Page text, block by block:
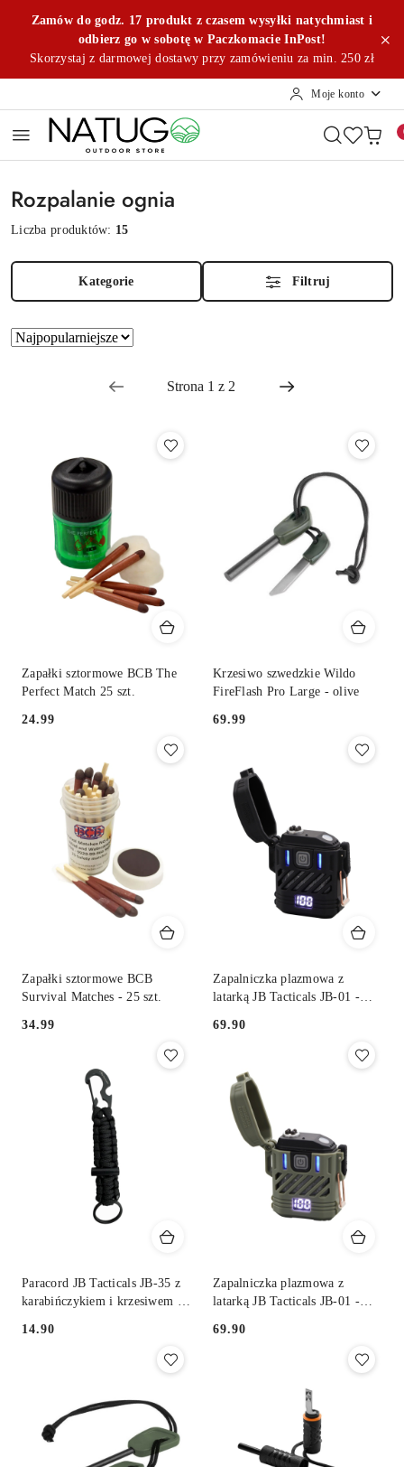
Przejdź do treści głównej
Przejdź do wyszukiwarki
Przejdź do moje konto
Przejdź do menu głównego
Przejdź do stopki
Zamów do godz. 17 produkt z czasem wysyłki natychmiast i
odbierz go w sobotę w Paczkomacie InPost!
Skorzystaj z darmowej dostawy przy zamówieniu za min. 250 zł
Moje konto
Rozpalanie ognia
Liczba produktów: 15
Kategorie Filtruj
Zastosowano
Najpopularniejsze.
Sortuj
Zapałki sztormowe BCB The
Perfect Match 25 szt.
24.99
Krzesiwo szwedzkie Wildo
FireFlash Pro Large - olive
69.99
Zapałki sztormowe BCB
Survival Matches - 25 szt.
Cena:
34.99
Zapalniczka plazmowa z
latarką JB Tacticals JB-01 -
Cena:
69.90
Paracord JB Tacticals JB-35 z
karabińczykiem i krzesiwem -
14.90
Zapalniczka plazmowa z
latarką JB Tacticals JB-01 -
69.90